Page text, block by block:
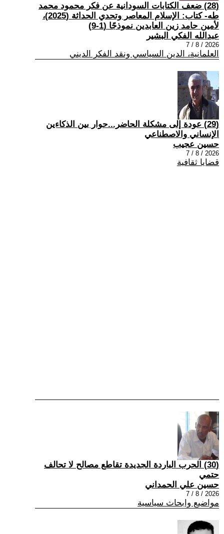
(28) ضعف الكتابات السودانية عن فكر محمود محمد
طه- كتاب: الإسلام المعاصر وتحدي الحداثة (2025)،
لأمين حامد زين العابدين نموذجًا (1-9)
عبدالله الفكي البشير
2026 / 8 / 7
العلمانية، الدين السياسي ونقد الفكر الديني
(29) عودة إلى مشكلة الحاضر...حوار بين الذكاءين
الإنساني والاصطناعي
حسين عجيب
2026 / 8 / 7
قضايا ثقافية
(30) الحرب الباردة الجديدة تقاطع مصالح لا تحالف
حتمي
حسين علي الحمداني
2026 / 8 / 7
مواضيع وابحاث سياسية